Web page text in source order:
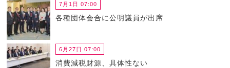
7月1日 07:00
各種団体会合に公明議員が出席
6月27日 07:00
消費減税財源、具体性ない